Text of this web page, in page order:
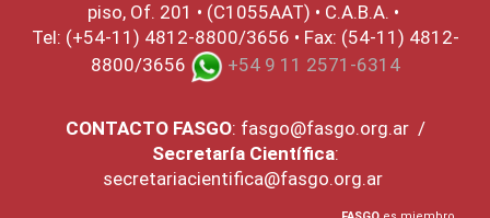
piso, Of. 201 • (C1055AAT) • C.A.B.A. •
Tel: (+54-11) 4812-8800/3656 • Fax: (54-11) 4812-
8800/3656
+54 9 11 2571-6314
CONTACTO FASGO: fasgo@fasgo.org.ar/
Secretaría Científica:
secretariacientifica@fasgo.org.ar